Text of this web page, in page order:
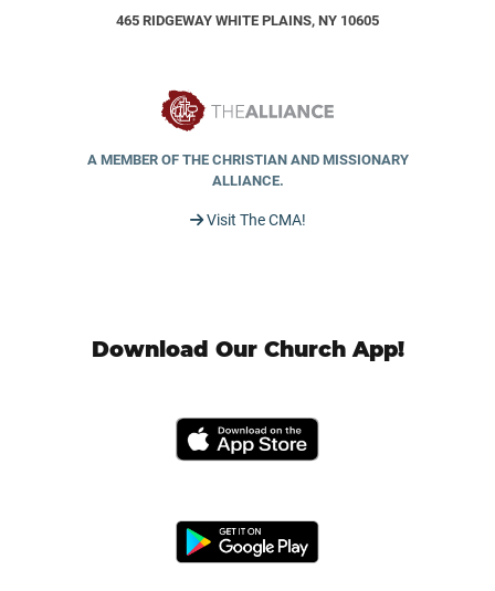
465 RIDGEWAY WHITE PLAINS, NY 10605
A MEMBER OF THE CHRISTIAN AND MISSIONARY
ALLIANCE.
Visit The CMA!
Download Our Church App!